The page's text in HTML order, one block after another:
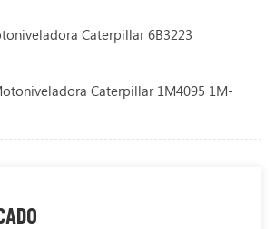
Caterpillar 6B3223
Caterpillar 1M4095 1M-